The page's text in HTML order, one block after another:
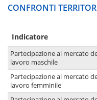
CONFRONTI
Indicatore
Partecipazione al mercato
lavoro maschile
Partecipazione al mercato
lavoro femminile